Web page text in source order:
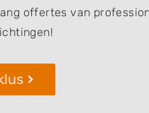
offertes van